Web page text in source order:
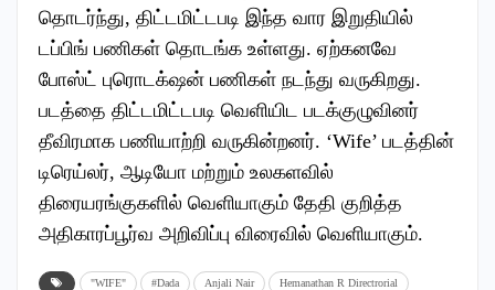
தொடர்ந்து, திட்டமிட்டபடி இந்த வார இறுதியில்
டப்பிங் பணிகள் தொடங்க உள்ளது. ஏற்கனவே
போஸ்ட் புரொடக்‌ஷன் பணிகள் நடந்து வருகிறது.
படத்தை திட்டமிட்டபடி வெளியிட படக்குழுவினர்
தீவிரமாக பணியாற்றி வருகின்றனர். ‘Wife’ படத்தின்
டிரெய்லர், ஆடியோ மற்றும் உலகளவில்
திரையரங்குகளில் வெளியாகும் தேதி குறித்த
அதிகாரப்பூர்வ அறிவிப்பு விரைவில் வெளியாகும்.
"WIFE" #Dada Anjali Nair Hemanathan R Directrorial